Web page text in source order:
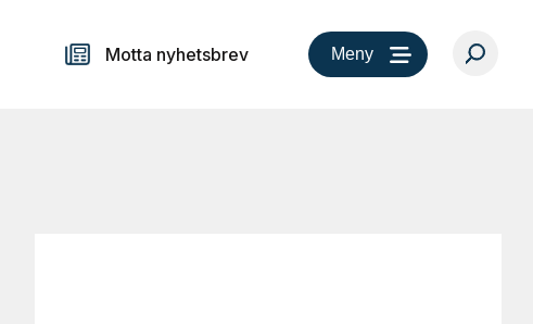
Motta nyhetsbrev Meny